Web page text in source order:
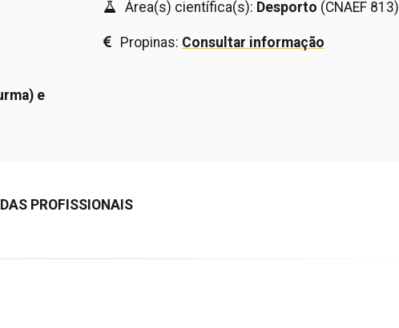
e
Área(s) científica(s): Desporto (CNAEF 813)
Propinas: Consultar informação
PROFISSIONAIS